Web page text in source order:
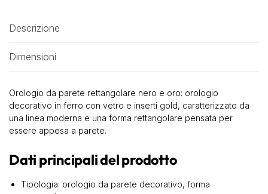
Descrizione
Dimensioni
Orologio da parete rettangolare nero e oro: orologio
decorativo in ferro con vetro e inserti gold, caratterizzato da
una linea moderna e una forma rettangolare pensata per
essere appesa a parete.
Dati principali del prodotto
Tipologia: orologio da parete decorativo, forma